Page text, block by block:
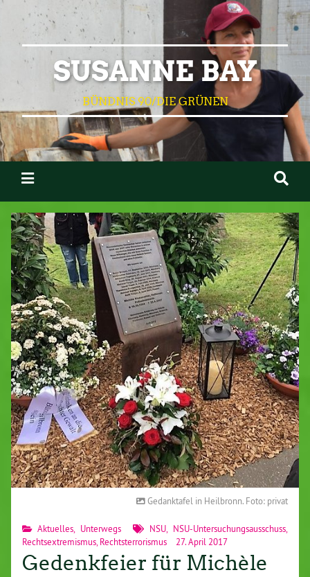
SUSANNE BAY
BÜNDNIS 90/DIE GRÜNEN
Gedanktafel in Heilbronn. Foto: privat
Aktuelles, Unterwegs NSU NSU-Untersuchungsausschuss
Rechtsextremismus Rechtsterrorismus 27. April 2017
Gedenkfeier für Michèle